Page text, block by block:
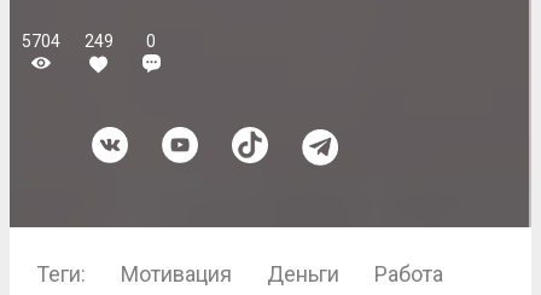
5704 249 0
Теги: Мотивация Деньги Работа